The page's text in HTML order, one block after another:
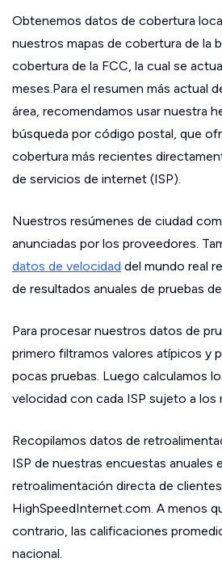
Obtenemos datos de cobertura
nuestros mapas de cobertura de la
cobertura de la FCC, la cual se
meses.Para el resumen más actual
área, recomendamos usar nuestra
búsqueda por código postal, que
cobertura más recientes
de servicios de internet (ISP).
Nuestros resúmenes de ciudad
anunciadas por los proveedores.
datos de velocidad del mundo real
de resultados anuales de pruebas
Para procesar nuestros datos de
primero filtramos valores atípicos y
pocas pruebas. Luego calculamos
velocidad con cada ISP sujeto a los
Recopilamos datos de
ISP de nuestras encuestas anuales
retroalimentación directa de
HighSpeedInternet.com. A menos
contrario, las calificaciones
nacional.